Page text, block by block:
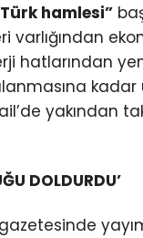
hamlesi”
varlığından
hatlarından
kadar
yakından
DOLDURDU’
gazetesinde